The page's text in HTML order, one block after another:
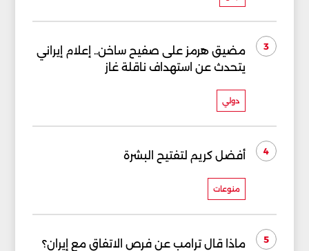
3
مضيق هرمز على صفيح ساخن.. إعلام إيراني
يتحدث عن استهداف ناقلة غاز
دولي
4 أفضل كريم لتفتيح البشرة
منوعات
5 ماذا قال ترامب عن فرص الاتفاق مع إيران؟